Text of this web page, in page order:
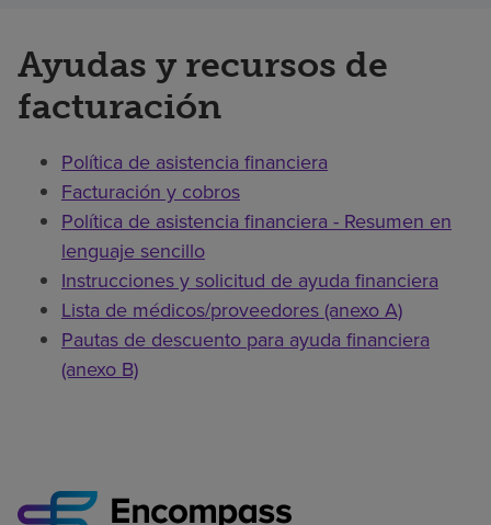
Ayudas y recursos de
facturación
Política de asistencia financiera
Facturación y cobros
Política de asistencia financiera - Resumen en
lenguaje sencillo
Instrucciones y solicitud de ayuda financiera
Lista de médicos/proveedores (anexo A)
Pautas de descuento para ayuda financiera
(anexo B)